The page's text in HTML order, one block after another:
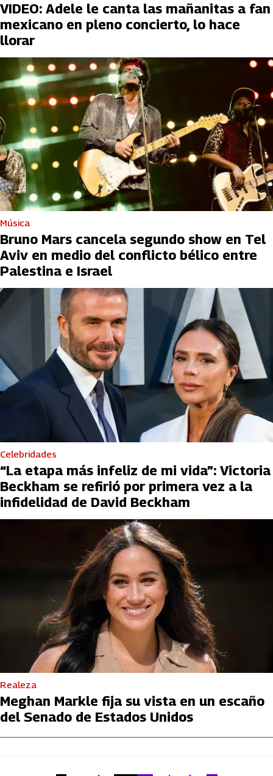
VIDEO: Adele le canta las mañanitas a fan
mexicano en pleno concierto, lo hace
llorar
Música
Bruno Mars cancela segundo show en Tel
Aviv en medio del conflicto bélico entre
Palestina e Israel
Celebridades
“La etapa más infeliz de mi vida”: Victoria
Beckham se refirió por primera vez a la
infidelidad de David Beckham
Realeza
Meghan Markle fija su vista en un escaño
del Senado de Estados Unidos